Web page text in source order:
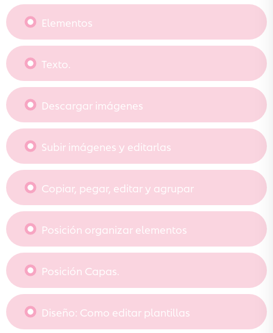
Elementos
Texto.
Descargar imágenes
Subir imágenes y editarlas
Copiar, pegar, editar y agrupar
Posición organizar elementos
Posición Capas.
Diseño: Como editar plantillas